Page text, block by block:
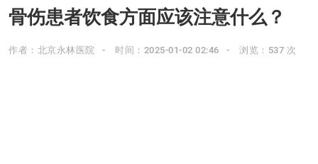
骨伤患者饮食方面应该注意什么？
作者：北京永林医院 时间：2025-01-02 02:46 浏览：537 次